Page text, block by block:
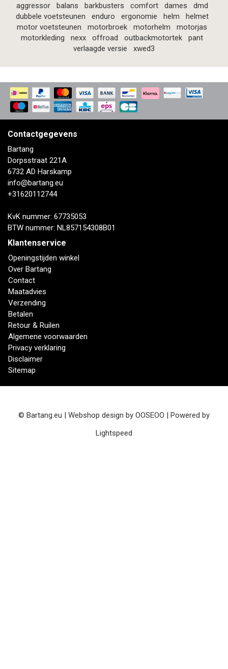
aggressor
balans barkbusters comfort dames
dmd
dubbele voetsteunen
enduro ergonomie helm
helmet
motor voetsteunen
motorbroek motorhelm
motorjas
motorkleding
nexx offroad outbackmotortek
pant
verlaagde versie
xwed3
Contactgegevens
Bartang
Dorpsstraat 221A
6732 AD Harskamp
info@bartang.eu
+31620112744
KvK nummer: 67735053
BTW nummer: NL857154308B01
Klantenservice
Openingstijden winkel
Over Bartang
Contact
Maatadvies
Verzending
Betalen
Retour & Ruilen
Algemene voorwaarden
Privacy verklaring
Disclaimer
Sitemap
© Bartang.eu | Webshop design by OOSEOO | Powered by
Lightspeed